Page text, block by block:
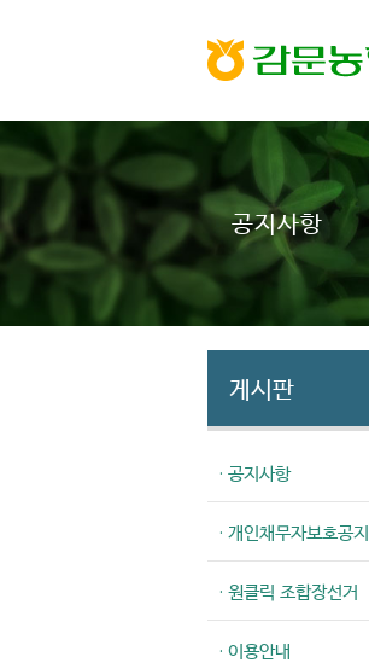
공지사항
게시판
· 공지사항
· 개인채무자보호공지
· 원클릭 조합장선거
· 이용안내